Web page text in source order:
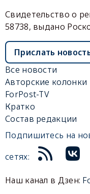
Свидетельство о
58738, выдано
Прислать
Все новости
Авторские колонки
ForPost-TV
Кратко
Состав редакции
Подпишитесь на
сетях:
Наш канал в Дзен: